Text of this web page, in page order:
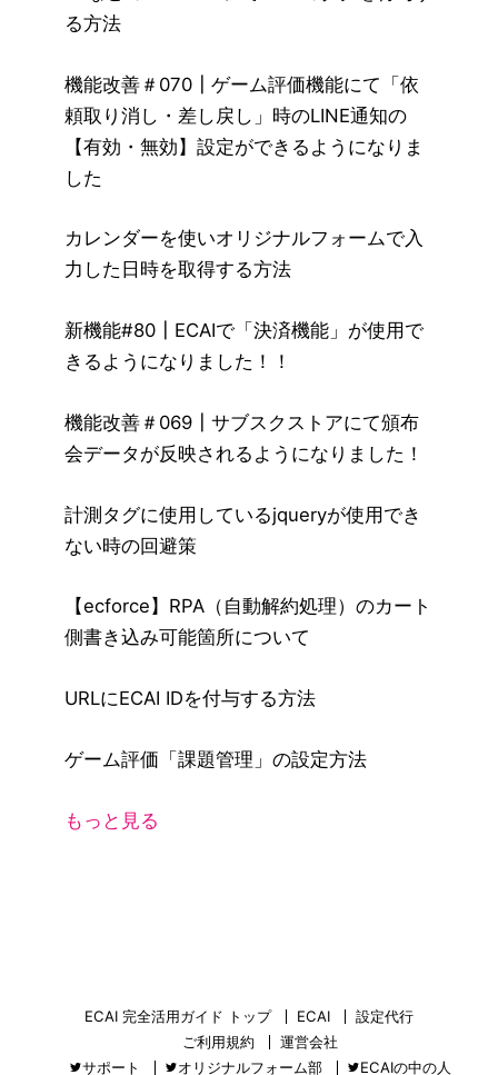
る方法
機能改善＃070┃ゲーム評価機能にて「依
頼取り消し・差し戻し」時のLINE通知の
【有効・無効】設定ができるようになりま
した
カレンダーを使いオリジナルフォームで入
力した日時を取得する方法
新機能#80┃ECAIで「決済機能」が使用で
きるようになりました！！
機能改善＃069┃サブスクストアにて頒布
会データが反映されるようになりました！
計測タグに使用しているjqueryが使用でき
ない時の回避策
【ecforce】RPA（自動解約処理）のカート
側書き込み可能箇所について
URLにECAI IDを付与する方法
ゲーム評価「課題管理」の設定方法
もっと見る
ECAI 完全活用ガイド トップ ECAI
設定代行
ご利用規約
運営会社
サポート
オリジナルフォーム部 ECAIの中の人